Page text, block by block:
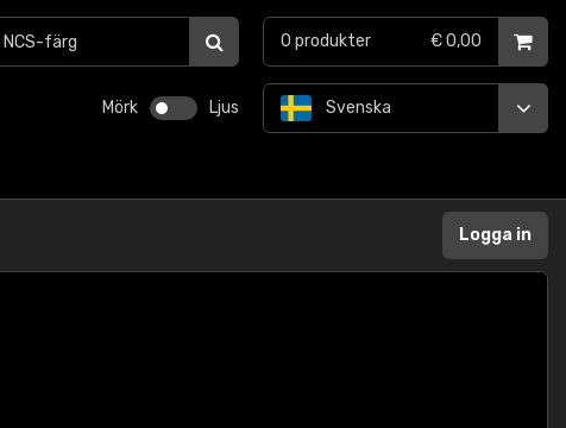
Mörk Ljus Svenska
0 produkter € 0,00
Logga in